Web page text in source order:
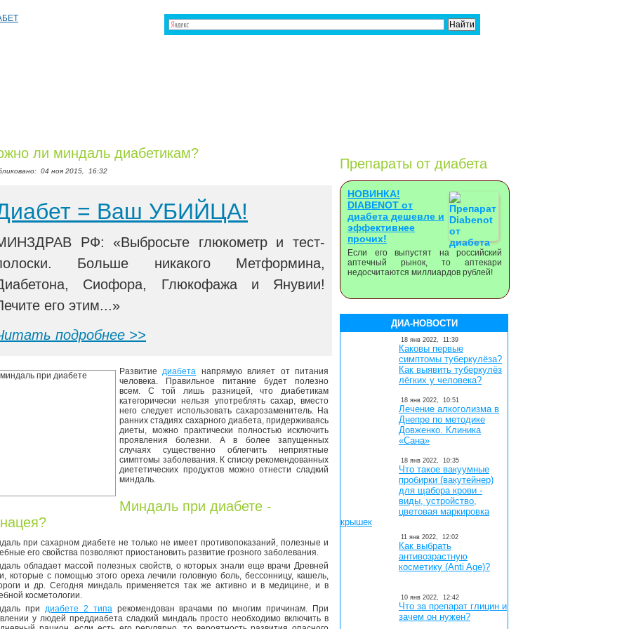
ли миндаль диабетикам?
04 ноя 2015, 16:32
= Ваш УБИЙЦА!
РФ: «Выбросьте глюкометр и тест-
Больше никакого Метформина,
Сиофора, Глюкофажа и Янувии!
его этим...»
подробнее >>
Развитиедиабета напрямую влияет от питания
человека. Правильное питание будет полезно
всем. С той лишь разницей, что диабетикам
категорически нельзя употреблять сахар, вместо
него следует использовать сахарозаменитель. На
ранних стадиях сахарного диабета, придерживаясь
диеты, можно практически полностью исключить
проявления болезни. А в более запущенных
случаях существенно облегчить неприятные
симптомы заболевания. К списку рекомендованных
диететических продуктов можно отнести сладкий
миндаль.
Миндаль при диабете -
при сахарном диабете не только не имеет противопоказаний, полезные и
его свойства позволяют приостановить развитие грозного заболевания.
обладает массой полезных свойств, о которых знали еще врачи Древней
которые с помощью этого ореха лечили головную боль, бессонницу, кашель,
и др. Сегодня миндаль применяется так же активно и в медицине, и в
косметологии.
при диабете 2 типарекомендован врачами по многим причинам. При
у людей преддиабета сладкий миндаль просто необходимо включить в
Препараты от диабета
НОВИНКА!
DIABENOT от
диабета дешевле и
эффективнее
прочих!
Если его выпустят на российский
аптечный рынок, то аптекари
недосчитаются миллиардов рублей!
ДИА-НОВОСТИ
18 янв 2022, 11:39
Каковы первые
симптомы туберкулёза?
Как выявить туберкулёз
лёгких у человека?
18 янв 2022, 10:51
Лечение алкоголизма в
Днепре по методике
Довженко. Клиника
«Сана»
18 янв 2022, 10:35
Что такое вакуумные
пробирки (вакутейнер)
для щабора крови -
виды, устройство,
цветовая маркировка
крышек
11 янв 2022, 12:02
Как выбрать
антивозрастную
косметику (Anti Age)?
10 янв 2022, 12:42
Что за препарат глицин и
зачем он нужен?